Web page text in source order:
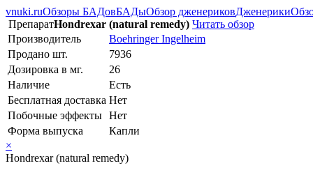
vnuki.ruОбзоры БАДовБАДыОбзор дженериковДженерики
ПрепаратHondrexar (natural remedy) Читать обзор
Производитель
Boehringer Ingelheim
Продано шт.
7936
Дозировка в мг.
26
Наличие
Есть
Бесплатная доставка Нет
Побочные эффекты Нет
Форма выпуска
Капли
×
Hondrexar (natural remedy)